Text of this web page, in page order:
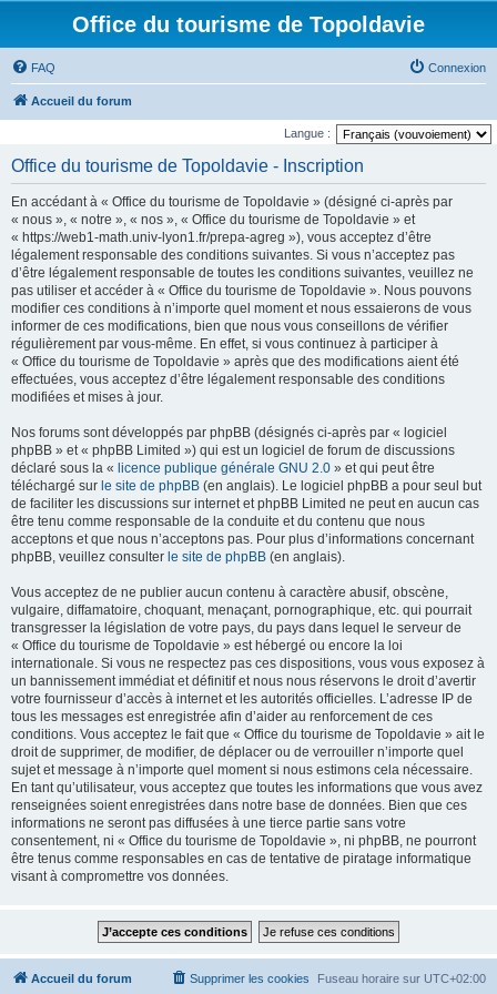
Office du tourisme de Topoldavie
FAQ Connexion
Accueil du forum
Langue :
Office du tourisme de Topoldavie - Inscription
En accédant à « Office du tourisme de Topoldavie » (désigné ci-après par
« nous », « notre », « nos », « Office du tourisme de Topoldavie » et
« https://web1-math.univ-lyon1.fr/prepa-agreg »), vous acceptez d’être
légalement responsable des conditions suivantes. Si vous n’acceptez pas
d’être légalement responsable de toutes les conditions suivantes, veuillez ne
pas utiliser et accéder à « Office du tourisme de Topoldavie ». Nous pouvons
modifier ces conditions à n’importe quel moment et nous essaierons de vous
informer de ces modifications, bien que nous vous conseillons de vérifier
régulièrement par vous-même. En effet, si vous continuez à participer à
« Office du tourisme de Topoldavie » après que des modifications aient été
effectuées, vous acceptez d’être légalement responsable des conditions
modifiées et mises à jour.
Nos forums sont développés par phpBB (désignés ci-après par « logiciel
phpBB » et « phpBB Limited ») qui est un logiciel de forum de discussions
déclaré sous la « licence publique générale GNU 2.0 » et qui peut être
téléchargé sur le site de phpBB (en anglais). Le logiciel phpBB a pour seul but
de faciliter les discussions sur internet et phpBB Limited ne peut en aucun cas
être tenu comme responsable de la conduite et du contenu que nous
acceptons et que nous n’acceptons pas. Pour plus d’informations concernant
phpBB, veuillez consulter le site de phpBB (en anglais).
Vous acceptez de ne publier aucun contenu à caractère abusif, obscène,
vulgaire, diffamatoire, choquant, menaçant, pornographique, etc. qui pourrait
transgresser la législation de votre pays, du pays dans lequel le serveur de
« Office du tourisme de Topoldavie » est hébergé ou encore la loi
internationale. Si vous ne respectez pas ces dispositions, vous vous exposez à
un bannissement immédiat et définitif et nous nous réservons le droit d’avertir
votre fournisseur d’accès à internet et les autorités officielles. L’adresse IP de
tous les messages est enregistrée afin d’aider au renforcement de ces
conditions. Vous acceptez le fait que « Office du tourisme de Topoldavie » ait le
droit de supprimer, de modifier, de déplacer ou de verrouiller n’importe quel
sujet et message à n’importe quel moment si nous estimons cela nécessaire.
En tant qu’utilisateur, vous acceptez que toutes les informations que vous avez
renseignées soient enregistrées dans notre base de données. Bien que ces
informations ne seront pas diffusées à une tierce partie sans votre
consentement, ni « Office du tourisme de Topoldavie », ni phpBB, ne pourront
être tenus comme responsables en cas de tentative de piratage informatique
visant à compromettre vos données.
Accueil du forum Fuseau horaire sur UTC+02:00
Supprimer les cookies